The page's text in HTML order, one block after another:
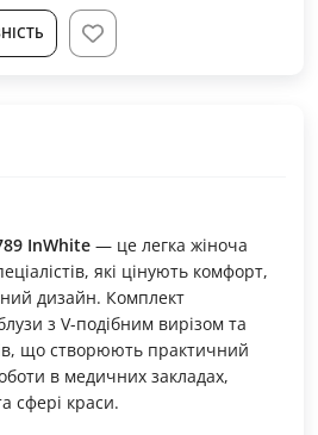
InWhite — це легка жіноча
які цінують комфорт,
дизайн. Комплект
з V-подібним вирізом та
що створюють практичний
в медичних закладах,
сфері краси.